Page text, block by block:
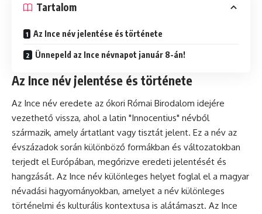
Tartalom
Az Ince név jelentése és története
Ünnepeld az Ince névnapot január 8-án!
Az Ince név jelentése és története
Az Ince név eredete az ókori Római Birodalom idejére
vezethető vissza, ahol a latin "Innocentius" névből
származik, amely ártatlant vagy tisztát jelent. Ez a név az
évszázadok során különböző formákban és változatokban
terjedt el Európában, megőrizve eredeti jelentését és
hangzását. Az Ince név különleges helyet foglal el a magyar
névadási hagyományokban, amelyet a név különleges
történelmi és kulturális kontextusa is alátámaszt. Az Ince